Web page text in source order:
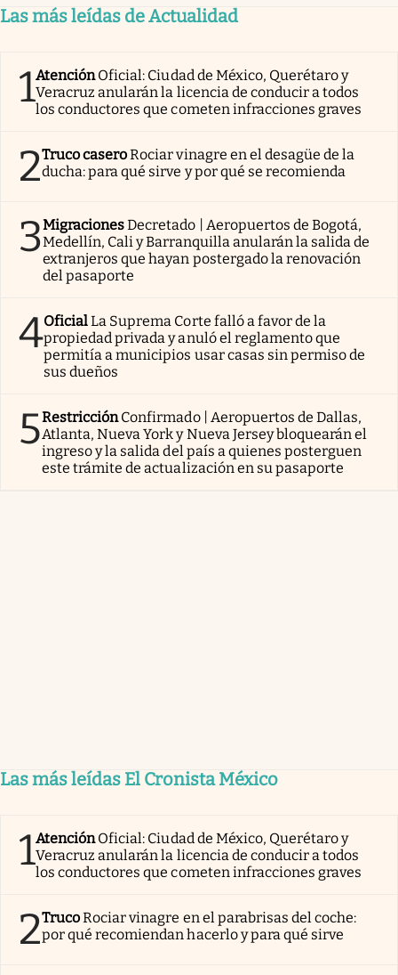
Las más leídas de Actualidad
1AtenciónOficial: Ciudad de México, Querétaro y
Veracruz anularán la licencia de conducir a todos
los conductores que cometen infracciones graves
2Truco caseroRociar vinagre en el desagüe de la
ducha: para qué sirve y por qué se recomienda
3MigracionesDecretado | Aeropuertos de Bogotá,
Medellín, Cali y Barranquilla anularán la salida de
extranjeros que hayan postergado la renovación
del pasaporte
4OficialLa Suprema Corte falló a favor de la
propiedad privada y anuló el reglamento que
permitía a municipios usar casas sin permiso de
sus dueños
5RestricciónConfirmado | Aeropuertos de Dallas,
Atlanta, Nueva York y Nueva Jersey bloquearán el
ingreso y la salida del país a quienes posterguen
este trámite de actualización en su pasaporte
Las más leídas El Cronista México
1AtenciónOficial: Ciudad de México, Querétaro y
Veracruz anularán la licencia de conducir a todos
los conductores que cometen infracciones graves
2TrucoRociar vinagre en el parabrisas del coche:
por qué recomiendan hacerlo y para qué sirve